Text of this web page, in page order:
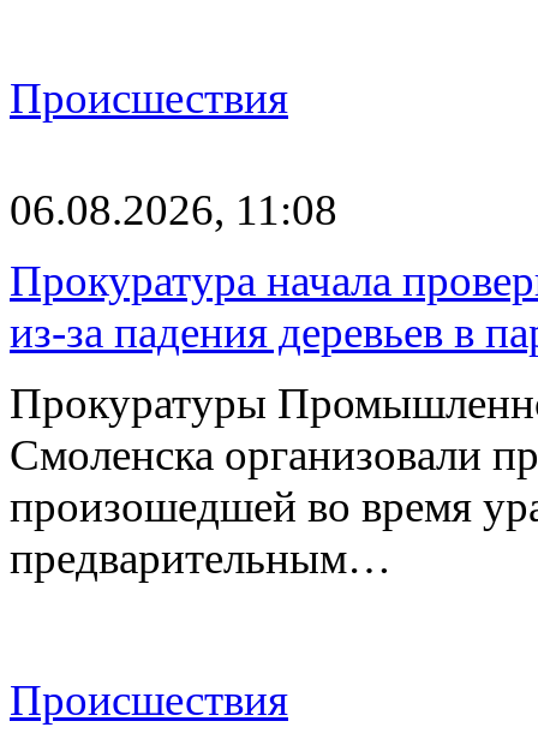
Происшествия
06.08.2026, 11:08
Прокуратура начала
из-за падения деревьев в
Прокуратуры
Смоленска организовали
произошедшей во время
предварительным…
Происшествия